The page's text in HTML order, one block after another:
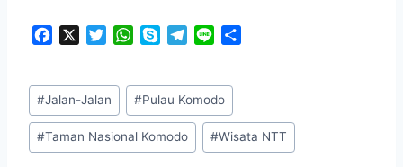
e
b
o
o
t
t
e
r
W
t
s
A
p
p
e
e
g
r
a
e
Post
Tags:
#Jalan-Jalan #Pulau Komodo
#Taman Nasional Komodo #Wisata NTT